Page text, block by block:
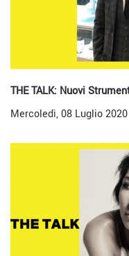
THE TALK: Nuovi
Mercoledì, 08 Luglio 2020